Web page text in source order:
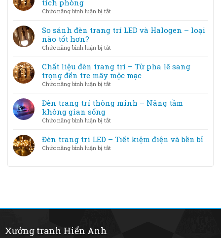
trí
cách
phục
sáng
trang
với
thất
tích phòng
Chức năng bình luận bị tắtở
tắc
chọn
trang
theo
diện
tích
So sánh đèn trang trí LED và Halogen – loại
nào tốt hơn?
Chức năng bình luận bị tắtở
sánh
đèn
trang
trí
và
–
nào
tốt
Chất liệu đèn trang trí – Từ pha lê sang
trọng đến tre mây mộc mạc
Chức năng bình luận bị tắtở
đèn
trí
Từ
pha
mộc
Đèn trang trí thông minh – Nâng tầm
không gian sống
Chức năng bình luận bị tắtở
trang
sống
Đèn trang trí LED – Tiết kiệm điện và bền bỉ
Chức năng bình luận bị tắtở
Xưởng tranh Hiển Anh